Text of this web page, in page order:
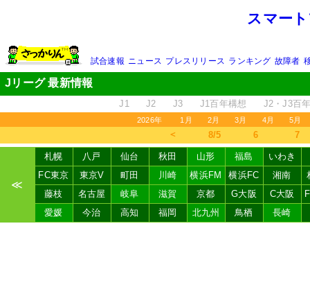
スマー
試合速報 ニュース プレスリリース ランキング 故障者
Jリーグ 最新情報
J1 J2 J3 J1百年構想 J2・J3百
2026年 1月 2月 3月 4月 5月
＜ 8/5 6 7
≪
札幌 八戸 仙台 秋田 山形 福島
いわき
FC東京
東京V 町田 川崎 横浜FM 横浜FC 湘南
藤枝
名古屋 岐阜 滋賀 京都 G大阪 C大阪
愛媛
今治 高知 福岡 北九州 鳥栖 長崎